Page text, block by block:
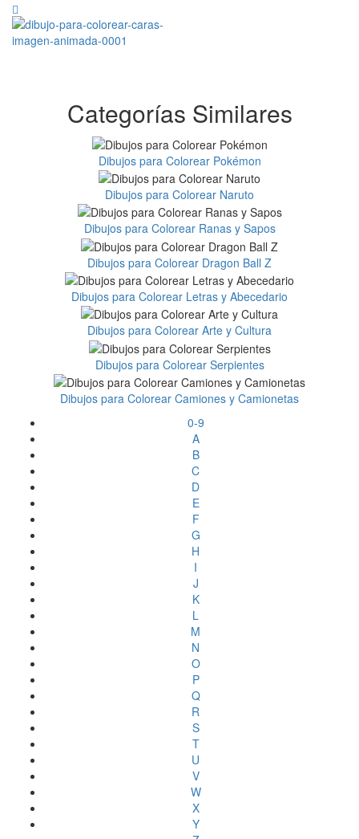
Categorías Similares
Dibujos para Colorear Pokémon
Dibujos para Colorear Naruto
Dibujos para Colorear Ranas y Sapos
Dibujos para Colorear Dragon Ball Z
Dibujos para Colorear Letras y Abecedario
Dibujos para Colorear Arte y Cultura
Dibujos para Colorear Serpientes
Dibujos para Colorear Camiones y Camionetas
0-9
A
B
C
D
E
F
G
H
I
J
K
L
M
N
O
P
Q
R
S
T
U
V
W
X
Y